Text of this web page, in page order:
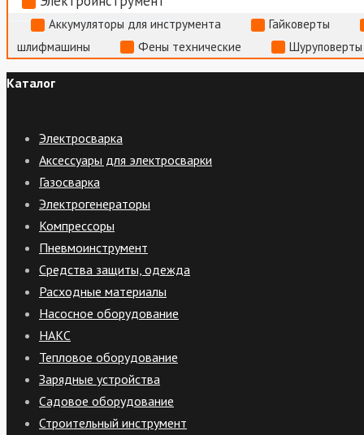
Аккумуляторы для инструмента
Гайковерты
шлифмашины
Фены технические
Каталог
Электросварка
Аксессуары для электросварки
Газосварка
Электрогенераторы
Компрессоры
Пневмоинструмент
Средства защиты, одежда
Расходные материалы
Насосное оборудование
НАКС
Тепловое оборудование
Зарядные устройства
Садовое оборудование
Строительный инструмент